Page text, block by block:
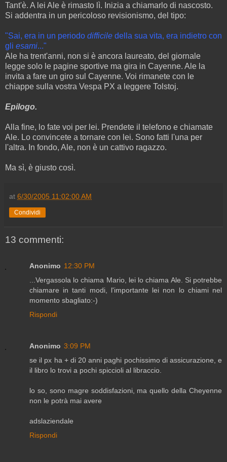
Tant'è. A lei Ale è rimasto lì. Inizia a chiamarlo di nascosto.
Si addentra in un pericoloso revisionismo, del tipo:
"Sai, era in un periodo difficile della sua vita, era indietro con
gli esami..."
Ale ha trent'anni, non si è ancora laureato, del giornale
legge solo le pagine sportive ma gira in Cayenne. Ale la
invita a fare un giro sul Cayenne. Voi rimanete con le
chiappe sulla vostra Vespa PX a leggere Tolstoj.
Epilogo.
Alla fine, lo fate voi per lei. Prendete il telefono e chiamate
Ale. Lo convincete a tornare con lei. Sono fatti l'una per
l'altra. In fondo, Ale, non è un cattivo ragazzo.
Ma sì, è giusto così.
at 6/30/2005 11:02:00 AM
Condividi
13 commenti:
Anonimo 12:30 PM
...Vergassola lo chiama Mario, lei lo chiama Ale. Si potrebbe
chiamare in tanti modi, l'importante lei non lo chiami nel
momento sbagliato:-)
Rispondi
Anonimo 3:09 PM
se il px ha + di 20 anni paghi pochissimo di assicurazione, e
il libro lo trovi a pochi spiccioli al libraccio.
lo so, sono magre soddisfazioni, ma quello della Cheyenne
non le potrà mai avere
adslaziendale
Rispondi